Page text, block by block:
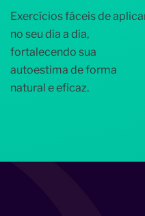
Exercícios fáceis de
no seu dia a dia,
fortalecendo sua
autoestima de forma
natural e eficaz.